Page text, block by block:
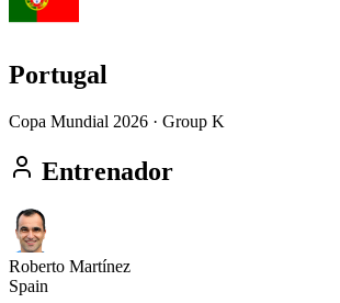
Portugal
Copa Mundial 2026 · Group K
Entrenador
Roberto Martínez
Spain